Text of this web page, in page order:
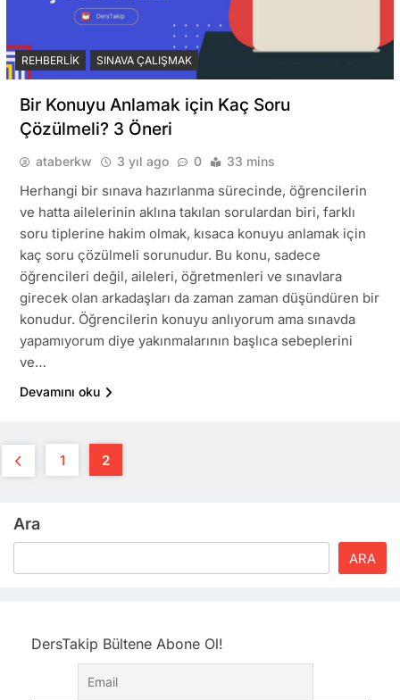
REHBERLIK SINAVA ÇALIŞMAK
Bir Konuyu Anlamak için Kaç Soru
Çözülmeli? 3 Öneri
ataberkw 3 yıl ago 0 33 mins
Herhangi bir sınava hazırlanma sürecinde, öğrencilerin
ve hatta ailelerinin aklına takılan sorulardan biri, farklı
soru tiplerine hakim olmak, kısaca konuyu anlamak için
kaç soru çözülmeli sorunudur. Bu konu, sadece
öğrencileri değil, aileleri, öğretmenleri ve sınavlara
girecek olan arkadaşları da zaman zaman düşündüren bir
konudur. Öğrencilerin konuyu anlıyorum ama sınavda
yapamıyorum diye yakınmalarının başlıca sebeplerini
ve…
Devamını oku
1 2
Ara
ARA
DersTakip Bültene Abone Ol!